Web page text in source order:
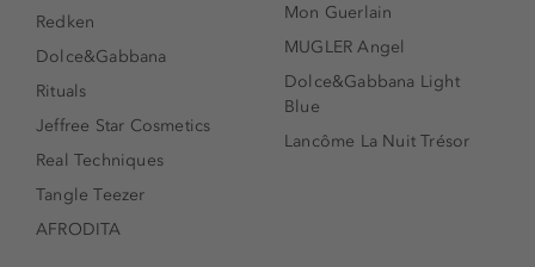
Redken
Dolce&Gabbana
Rituals
Jeffree Star Cosmetics
Real Techniques
Tangle Teezer
AFRODITA
Mon Guerlain
MUGLER Angel
Dolce&Gabbana Light
Blue
Lancôme La Nuit Trésor